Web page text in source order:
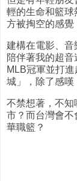
輕的生命和籃
方被掏空的感覺
建構在電影、音
陪伴著我的超音
MLB冠軍並打
城」，除了感嘆
不禁想著，不
市？而台灣會不
華職籃？